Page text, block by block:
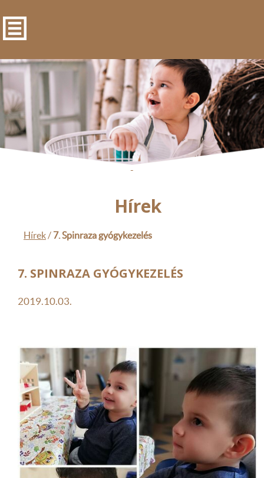
-
Hírek
Hírek/ 7. Spinraza gyógykezelés
7. SPINRAZA GYÓGYKEZELÉS
2019.10.03.